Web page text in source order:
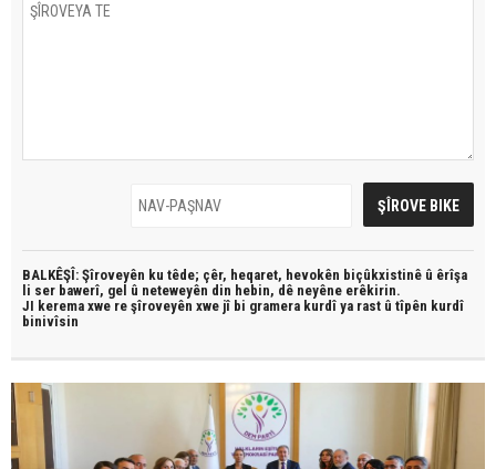
BALKÊŞÎ: Şîroveyên ku têde; çêr, heqaret, hevokên biçûkxistinê û êrîşa
li ser bawerî, gel û neteweyên din hebin, dê neyêne erêkirin.
JI kerema xwe re şîroveyên xwe jî bi gramera kurdî ya rast û tîpên kurdî
binivîsin